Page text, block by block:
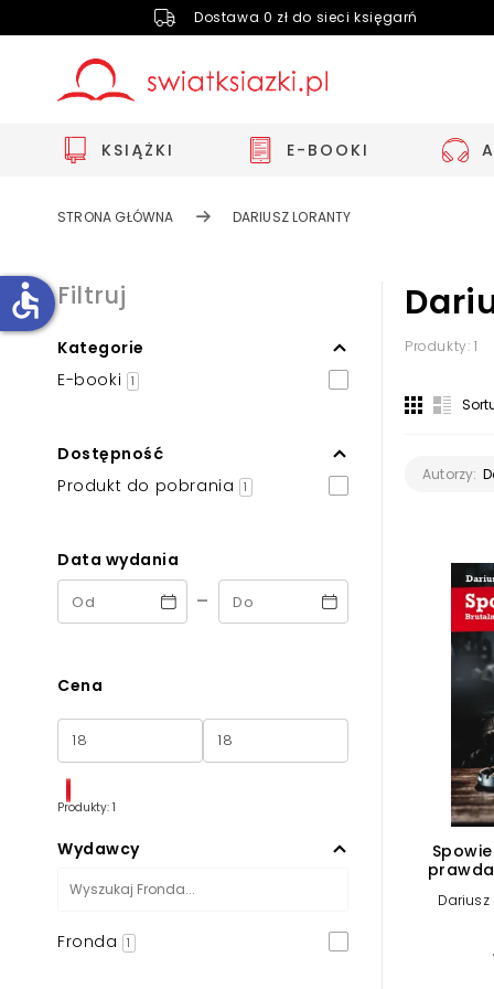
Dostawa 0 zł do sieci księgarń
KSIĄŻKI E-BOOKI
STRONA GŁÓWNA DARIUSZ LORANTY
Filtruj
Kategorie
E-booki
1
Dostępność
Produkt do pobrania
1
Data wydania
-
Cena
Produkty: 1
Wydawcy
Fronda 1
Produkty: 1
Autorzy:
Dariusz
accessible
Zwiększ rozmiar czcionki
Zmniejsz rozmiar czcionki
Pomoc w czytaniu
Podkreślenie linków